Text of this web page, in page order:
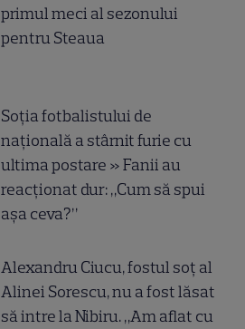
primul meci al sezonului
pentru Steaua
Soția fotbalistului de
națională a stârnit furie cu
ultima postare » Fanii au
reacționat dur: „Cum să spui
așa ceva?”
Alexandru Ciucu, fostul soț al
Alinei Sorescu, nu a fost lăsat
să intre la Nibiru. „Am aflat cu